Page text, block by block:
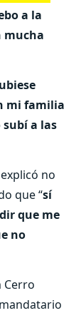
a la
mucha
mi familia
a las
no
que “sí
que me
no
Cerro